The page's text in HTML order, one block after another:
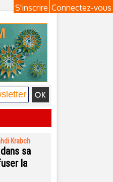
Connectez-vous
S'inscrire
Krabch
sa
la